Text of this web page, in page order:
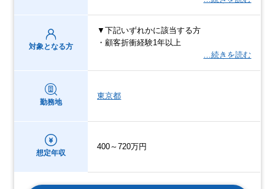
対象となる方
▼下記いずれかに該当する方
・顧客折衝経験1年以上
…続きを読む
勤務地
東京都
想定年収
400～720万円